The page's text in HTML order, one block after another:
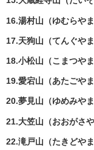
16.湯村山（ゆむらや
17.天狗山（てんぐや
18.小松山（こまつや
19.愛宕山（あたごや
20.夢見山（ゆめみや
21.大笠山（おおがさ
22.滝戸山（たきどや